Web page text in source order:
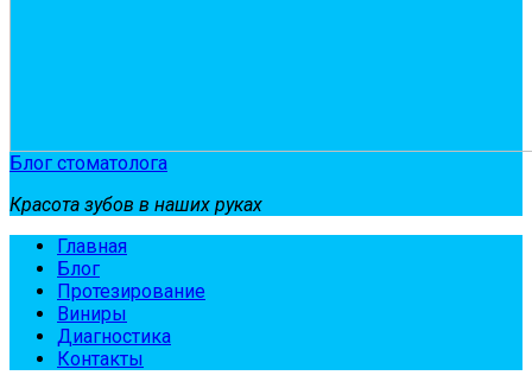
Блог стоматолога
Красота зубов в наших руках
Главная
Блог
Протезирование
Виниры
Диагностика
Контакты